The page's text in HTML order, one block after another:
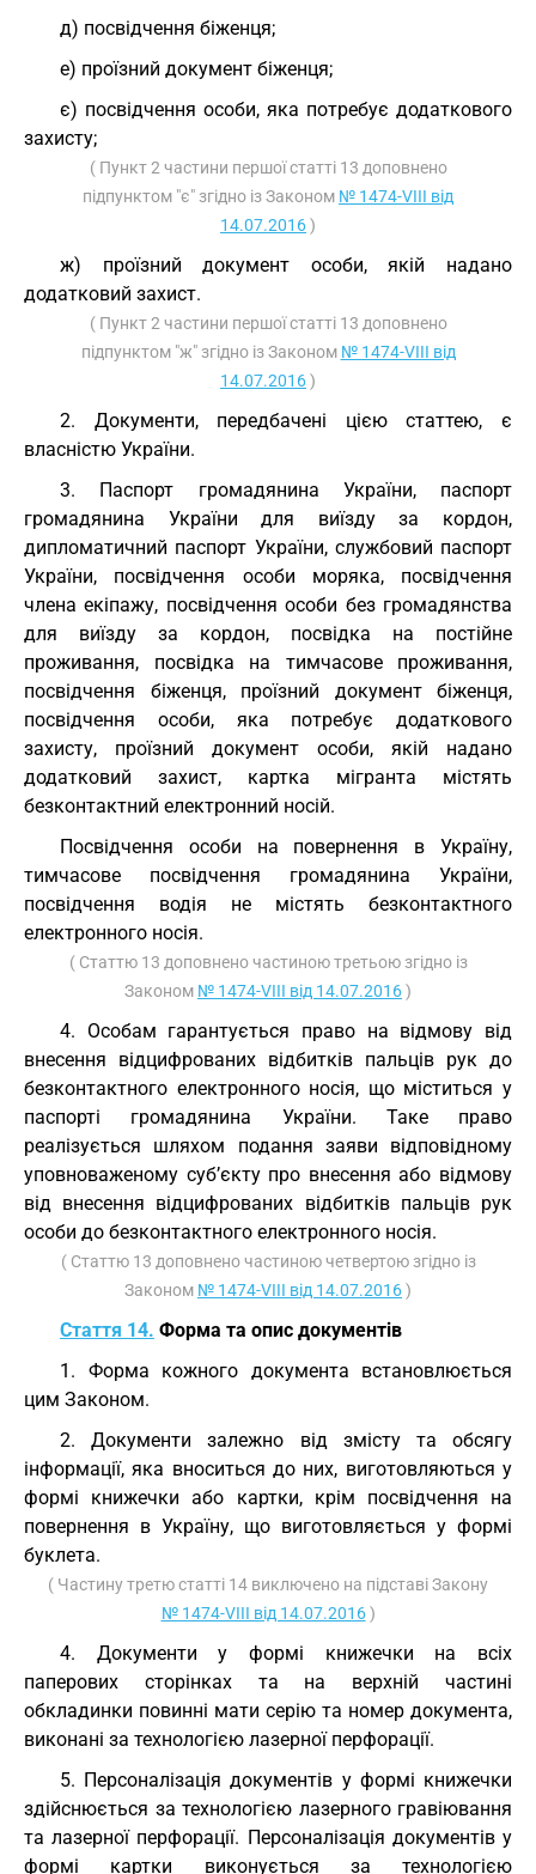
д) посвідчення біженця;
е) проїзний документ біженця;
є) посвідчення особи, яка потребує додаткового
захисту;
( Пункт 2 частини першої статті 13 доповнено
підпунктом "є" згідно із Законом № 1474-VIII від
14.07.2016)
ж) проїзний документ особи, якій надано
додатковий захист.
( Пункт 2 частини першої статті 13 доповнено
підпунктом "ж" згідно із Законом № 1474-VIII від
14.07.2016)
2. Документи, передбачені цією статтею, є
власністю України.
3. Паспорт громадянина України, паспорт
громадянина України для виїзду за кордон,
дипломатичний паспорт України, службовий паспорт
України, посвідчення особи моряка, посвідчення
члена екіпажу, посвідчення особи без громадянства
для виїзду за кордон, посвідка на постійне
проживання, посвідка на тимчасове проживання,
посвідчення біженця, проїзний документ біженця,
посвідчення особи, яка потребує додаткового
захисту, проїзний документ особи, якій надано
додатковий захист, картка мігранта містять
безконтактний електронний носій.
Посвідчення особи на повернення в Україну,
тимчасове посвідчення громадянина України,
посвідчення водія не містять безконтактного
електронного носія.
( Статтю 13 доповнено частиною третьою згідно із
Законом № 1474-VIII від 14.07.2016)
4. Особам гарантується право на відмову від
внесення відцифрованих відбитків пальців рук до
безконтактного електронного носія, що міститься у
паспорті громадянина України. Таке право
реалізується шляхом подання заяви відповідному
уповноваженому суб’єкту про внесення або відмову
від внесення відцифрованих відбитків пальців рук
особи до безконтактного електронного носія.
( Статтю 13 доповнено частиною четвертою згідно із
Законом № 1474-VIII від 14.07.2016)
Стаття 14. Форма та опис документів
1. Форма кожного документа встановлюється
цим Законом.
2. Документи залежно від змісту та обсягу
інформації, яка вноситься до них, виготовляються у
формі книжечки або картки, крім посвідчення на
повернення в Україну, що виготовляється у формі
буклета.
( Частину третю статті 14 виключено на підставі Закону
№ 1474-VIII від 14.07.2016)
4. Документи у формі книжечки на всіх
паперових сторінках та на верхній частині
обкладинки повинні мати серію та номер документа,
виконані за технологією лазерної перфорації.
5. Персоналізація документів у формі книжечки
здійснюється за технологією лазерного гравіювання
та лазерної перфорації. Персоналізація документів у
формі картки виконується за технологією